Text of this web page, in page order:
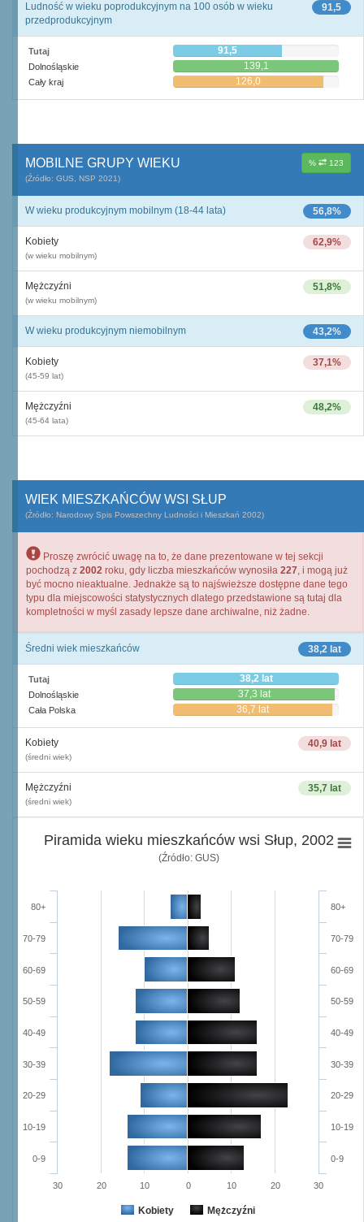
91,5
Ludność w wieku poprodukcyjnym na 100 osób w wieku
przedprodukcyjnym
Tutaj 91,5
Dolnośląskie 139,1
Cały kraj 126,0
% 123
MOBILNE GRUPY WIEKU
(Źródło: GUS, NSP 2021)
56,8%
W wieku produkcyjnym mobilnym (18-44 lata)
62,9%
Kobiety
(w wieku mobilnym)
51,8%
Mężczyźni
(w wieku mobilnym)
43,2%
W wieku produkcyjnym niemobilnym
37,1%
Kobiety
(45-59 lat)
48,2%
Mężczyźni
(45-64 lata)
WIEK MIESZKAŃCÓW WSI SŁUP
(Źródło: Narodowy Spis Powszechny Ludności i Mieszkań 2002)
Proszę zwrócić uwagę na to, że dane prezentowane w tej sekcji
pochodzą z 2002 roku, gdy liczba mieszkańców wynosiła 227, i mogą już
być mocno nieaktualne. Jednakże są to najświeższe dostępne dane tego
typu dla miejscowości statystycznych dlatego przedstawione są tutaj dla
kompletności w myśl zasady lepsze dane archiwalne, niż żadne.
38,2 lat
Średni wiek mieszkańców
Tutaj 38,2 lat
Dolnośląskie 37,3 lat
Cała Polska 36,7 lat
40,9 lat
Kobiety
(średni wiek)
35,7 lat
Mężczyźni
(średni wiek)
Piramida wieku mieszkańców wsi Słup, 2002
(Źródło: GUS)
Kobiety Mężczyźni
0-9
10-19
20-29
30-39
40-49
50-59
60-69
70-79
80+
0-9
10-19
20-29
30-39
40-49
50-59
60-69
70-79
80+
30 20 10 0 10 20 30